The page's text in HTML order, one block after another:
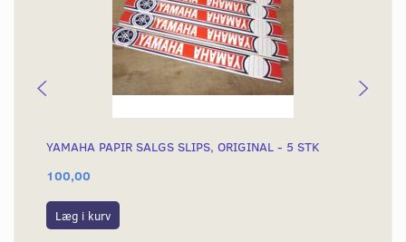
YAMAHA PAPIR SALGS SLIPS, ORIGINAL - 5 STK
100,00
Læg i kurv